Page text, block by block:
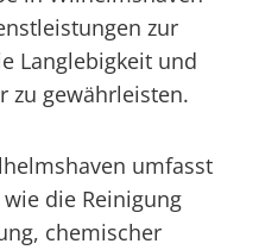
zur
Langlebigkeit und
zu gewährleisten.
umfasst
die Reinigung
chemischer